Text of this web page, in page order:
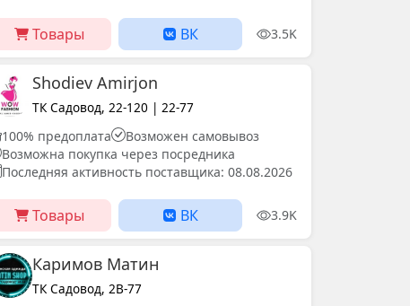
Товары ВК 3.5K
Shodiev Amirjon
ТК Садовод, 22-120 | 22-77
100% предоплата
Возможен самовывоз
Возможна покупка через посредника
Последняя активность поставщика: 08.08.2026
Товары ВК 3.9K
Каримов Матин
ТК Садовод, 2В-77